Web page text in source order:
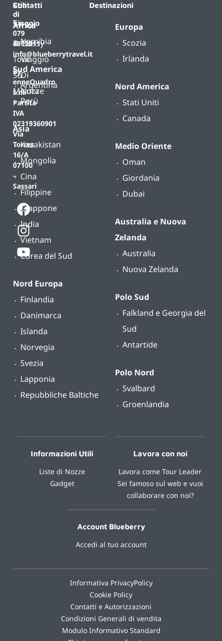
Contatti
T.
079
4812011
info@blueberrytravel.it
By
enneQuadro
s.r.l.
Partita
IVA
02319360901
Via
Torres
16/A
07100
–
Sassari
Destinazioni
Africa
Namibia
Sud America
Argentina
Perù
Asia
Kazakistan
Mongolia
Cina
Filippine
Giappone
India
Vietnam
Corea del Sud
Nord Europa
Finlandia
Danimarca
Islanda
Norvegia
Svezia
Lapponia
Repubbliche Baltiche
Europa
Scozia
Irlanda
Nord America
Stati Uniti
Canada
Medio Oriente
Oman
Giordania
Dubai
Australia e Nuova
Zelanda
Australia
Nuova Zelanda
Polo Sud
Falkland e Georgia del
Sud
Antartide
Polo Nord
Svalbard
Groenlandia
Stili
di
viaggio
B-
Tour
Su
Misura
Classy
Viaggio
Di
Nozze
Informazioni Utili
Liste di Nozze
Gadget
Lavora con noi
Lavora come Tour Leader
Sei famoso sul web e vuoi
collaborare con noi?
Account Blueberry
Accedi al tuo account
Informativa PrivacyPolicy
Cookie Policy
Contatti e Autorizzazioni
Condizioni Generali di vendita
Modulo Informativo Standard